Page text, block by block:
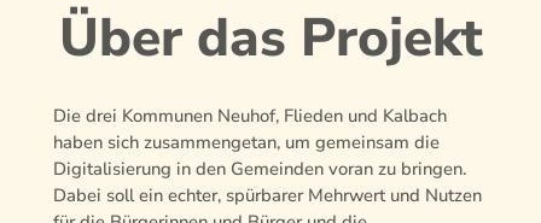
Über das Projekt
Die drei Kommunen Neuhof, Flieden und Kalbach
haben sich zusammengetan, um gemeinsam die
Digitalisierung in den Gemeinden voran zu bringen.
Dabei soll ein echter, spürbarer Mehrwert und Nutzen